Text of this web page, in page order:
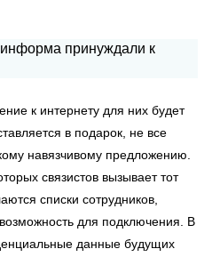
к интернету для них будет
в подарок, не все
навязчивому предложению.
связистов вызывает тот
списки сотрудников,
для подключения. В
данные будущих